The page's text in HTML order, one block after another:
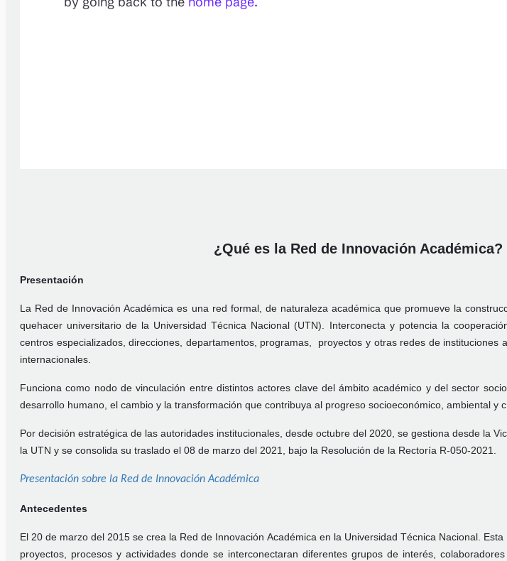
¿Qué es la Red de Innovación Académica?
Presentación
La Red de Innovación Académica es una red formal, de naturaleza académica que promueve la
quehacer universitario de la Universidad Técnica Nacional (UTN). Interconecta y potencia la
centros especializados, direcciones, departamentos, programas, proyectos y otras redes de instituciones
internacionales.
Funciona como nodo de vinculación entre distintos actores clave del ámbito académico y del sector
desarrollo humano, el cambio y la transformación que contribuya al progreso socioeconómico, ambiental y
Por decisión estratégica de las autoridades institucionales, desde octubre del 2020, se gestiona desde la
la UTN y se consolida su traslado el 08 de marzo del 2021, bajo la Resolución de la Rectoría R-050-2021.
Presentación sobre la Red de Innovación Académica
Antecedentes
El 20 de marzo del 2015 se crea la Red de Innovación Académica en la Universidad Técnica Nacional.
proyectos, procesos y actividades donde se interconectaran diferentes grupos de interés,